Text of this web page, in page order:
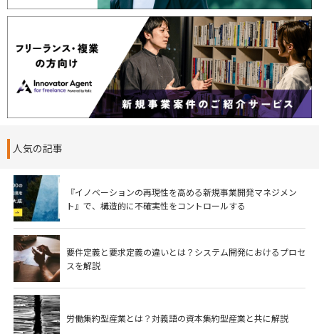
人気の記事
『イノベーションの再現性を高める新規事業開発マネジメン
ト』で、構造的に不確実性をコントロールする
要件定義と要求定義の違いとは？システム開発におけるプロセ
スを解説
労働集約型産業とは？対義語の資本集約型産業と共に解説